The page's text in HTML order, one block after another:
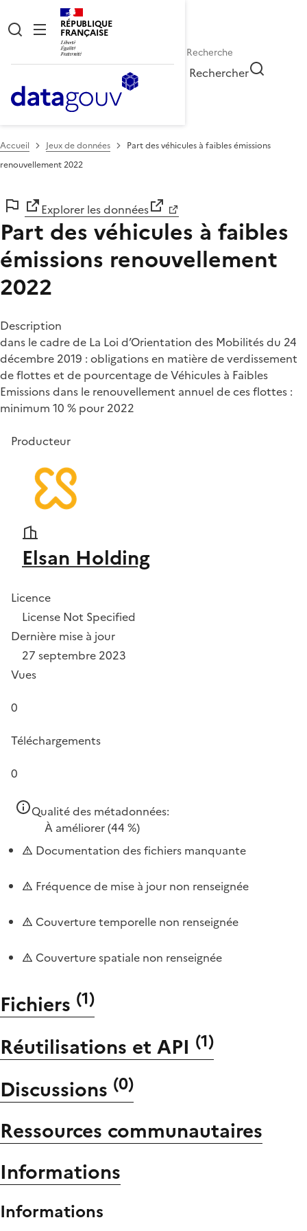
RÉPUBLIQUE
FRANÇAISE
Rechercher
Accueil Jeux de données
Part des véhicules à faibles émissions
renouvellement 2022
Explorer les données
Part des véhicules à faibles
émissions renouvellement
2022
Description
dans le cadre de La Loi d’Orientation des Mobilités du 24
décembre 2019 : obligations en matière de verdissement
de flottes et de pourcentage de Véhicules à Faibles
Emissions dans le renouvellement annuel de ces flottes :
minimum 10 % pour 2022
Producteur
Elsan Holding
Licence
License Not Specified
Dernière mise à jour
27 septembre 2023
Vues
0
Téléchargements
0
Qualité des métadonnées:
À améliorer(44 %)
Documentation des fichiers manquante
Fréquence de mise à jour non renseignée
Couverture temporelle non renseignée
Couverture spatiale non renseignée
Fichiers (1)
Réutilisations et API (1)
Discussions (0)
Ressources communautaires
Informations
Informations